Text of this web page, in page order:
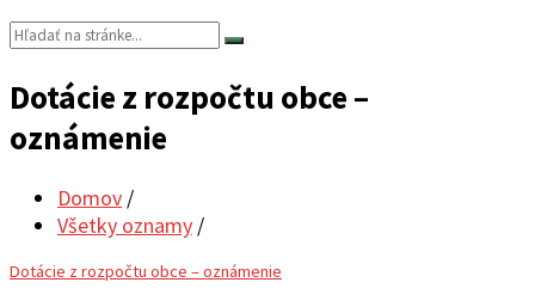
Vyhľadávanie:
Dotácie z rozpočtu obce –
oznámenie
Domov /
Všetky oznamy /
Dotácie z rozpočtu obce – oznámenie